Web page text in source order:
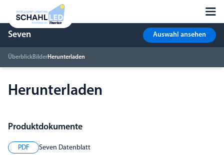
Seven
ÜberblickBilderHerunterladen
Auswahl ansehen
Herunterladen
Produktdokumente
PDF Seven Datenblatt